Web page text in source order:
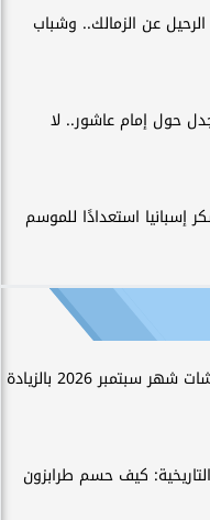
عن الزمالك.. وشباب
حول إمام عاشور.. لا
إسبانيا استعدادًا للموسم
موعد وصرف معاشات شهر سبتمبر 2026 بالزيادة
كيف حسم طرابزون